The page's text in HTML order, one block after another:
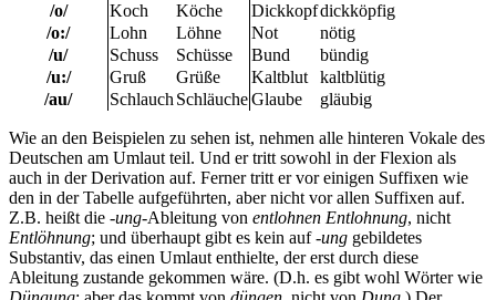
/o/
Koch Köche Dickkopfdickköpfig
/o:/
Lohn Löhne Not
nötig
/u/
Schuss Schüsse Bund
bündig
/u:/
Gruß Grüße Kaltblut
kaltblütig
/au/
SchlauchSchläucheGlaube gläubig
Wie an den Beispielen zu sehen ist, nehmen alle hinteren Vokale des
Deutschen am Umlaut teil. Und er tritt sowohl in der Flexion als
auch in der Derivation auf. Ferner tritt er vor einigen Suffixen wie
den in der Tabelle aufgeführten, aber nicht vor allen Suffixen auf.
Z.B. heißt die -ung-Ableitung von entlohnen Entlohnung, nicht
Entlöhnung; und überhaupt gibt es kein auf-ung gebildetes
Substantiv, das einen Umlaut enthielte, der erst durch diese
Ableitung zustande gekommen wäre. (D.h. es gibt wohl Wörter wie